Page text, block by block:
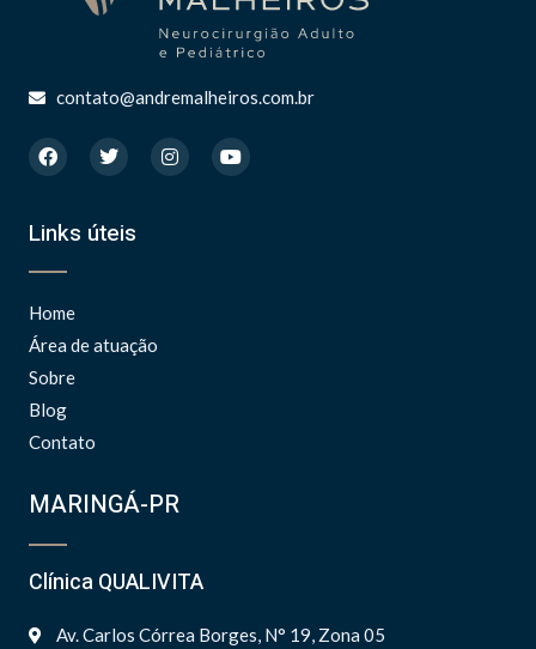
contato@andremalheiros.com.br
F
a
o
k
T
w
e
I
n
Y
o
Links úteis
Home
Área de atuação
Sobre
Blog
Contato
MARINGÁ-PR
Clínica QUALIVITA
Av. Carlos Córrea Borges, N° 19, Zona 05